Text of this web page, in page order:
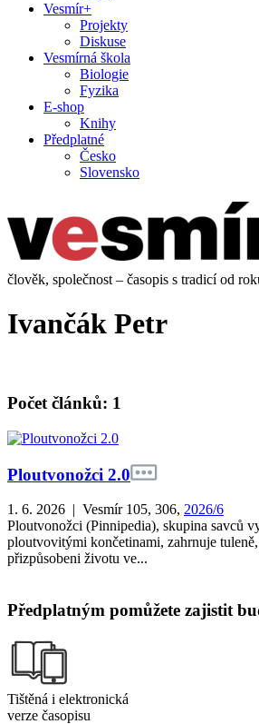
Vesmír+
Projekty
Diskuse
Vesmírná škola
Biologie
Fyzika
E-shop
Knihy
Předplatné
Česko
Slovensko
člověk, společnost – časopis s tradicí od
Ivančák Petr
Počet článků: 1
Ploutvonožci 2.0
1. 6. 2026 | Vesmír 105, 306, 2026/6
Ploutvonožci (Pinnipedia), skupina savců
ploutvovitými končetinami, zahrnuje
přizpůsobeni životu ve...
Předplatným pomůžete zajistit
Tištěná i elektronická
verze časopisu